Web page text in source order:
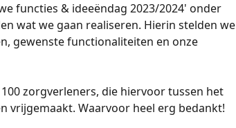
functies & ideeëndag 2023/2024' onder
wat we gaan realiseren. Hierin stelden we
gewenste functionaliteiten en onze
zorgverleners, die hiervoor tussen het
vrijgemaakt. Waarvoor heel erg bedankt!